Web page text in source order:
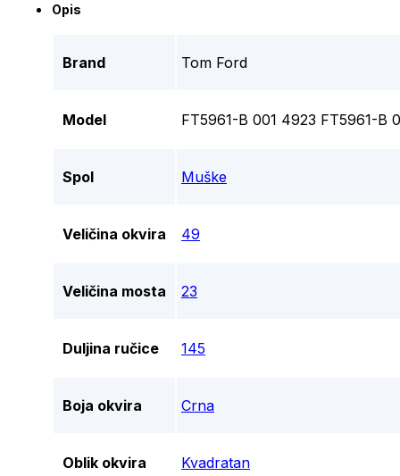
Opis
Brand Tom Ford
Model FT5961-B 001 4923 FT5961-B
Spol Muške
Veličina okvira 49
Veličina mosta 23
Duljina ručice 145
Boja okvira Crna
Oblik okvira Kvadratan